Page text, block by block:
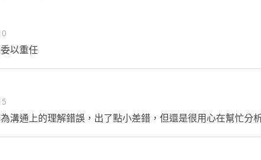
以重任
溝通上的理解錯誤，出了點小差錯，但還是很用心在幫忙分